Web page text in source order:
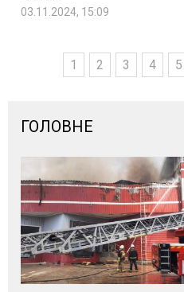
03.11.2024, 15:09
1 2 3 4 5
ГОЛОВНЕ